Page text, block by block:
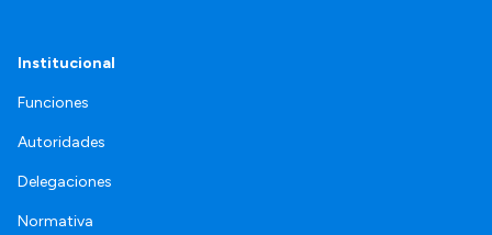
Institucional
Funciones
Autoridades
Delegaciones
Normativa